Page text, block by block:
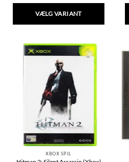
VÆLG VARIANT
har
flere
varianter.
Mulighederne
kan
vælges
på
varesiden
XBOX SPIL